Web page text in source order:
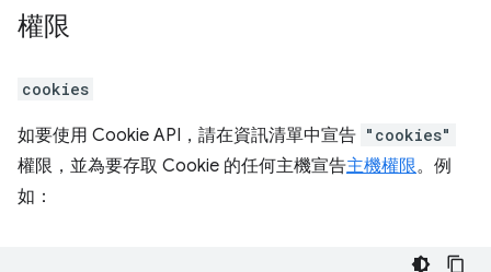
權限
cookies
如要使用 Cookie API，請在資訊清單中宣告 "cookies"
權限，並為要存取 Cookie 的任何主機宣告主機權限。例
如：